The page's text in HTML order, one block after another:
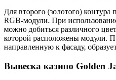
Для второго (золотого) контура
RGB-модули. При
можно добиться различного
которой расположены модули.
направленную к фасаду,
Вывеска казино Golden